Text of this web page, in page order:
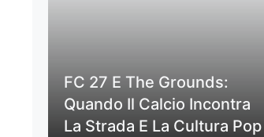
FC 27 E The Grounds:
Quando Il Calcio Incontra
La Strada E La Cultura Pop